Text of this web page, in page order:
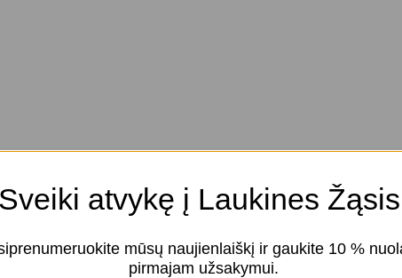
Sveiki atvykę į Laukines
mūsų naujienlaiškį ir gaukite 10 %
pirmajam užsakymui.